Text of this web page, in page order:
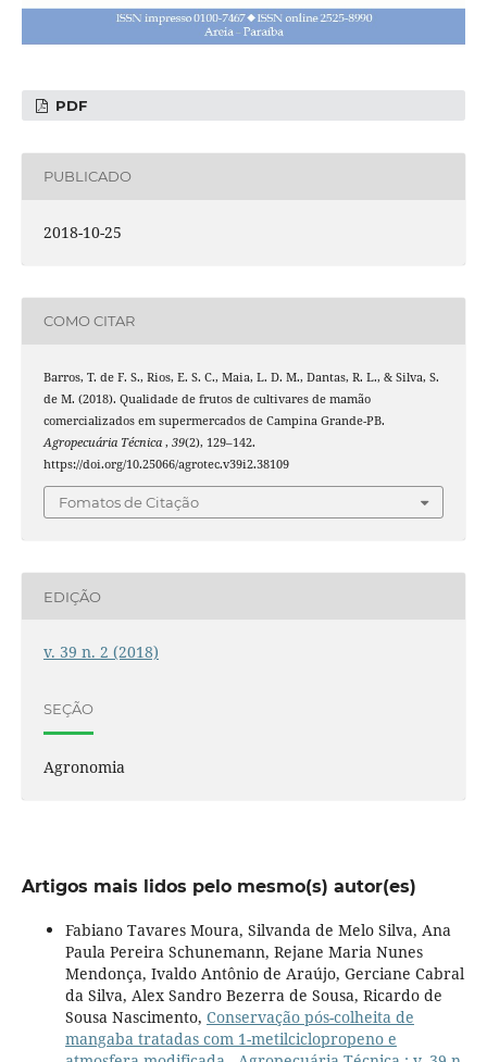
PDF
PUBLICADO
2018-10-25
COMO CITAR
Barros, T. de F. S., Rios, E. S. C., Maia, L. D. M., Dantas, R. L., & Silva, S.
de M. (2018). Qualidade de frutos de cultivares de mamão
comercializados em supermercados de Campina Grande-PB.
Agropecuária Técnica , 39(2), 129–142.
https://doi.org/10.25066/agrotec.v39i2.38109
Fomatos de Citação
EDIÇÃO
v. 39 n. 2 (2018)
SEÇÃO
Agronomia
Artigos mais lidos pelo mesmo(s) autor(es)
Fabiano Tavares Moura, Silvanda de Melo Silva, Ana
Paula Pereira Schunemann, Rejane Maria Nunes
Mendonça, Ivaldo Antônio de Araújo, Gerciane Cabral
da Silva, Alex Sandro Bezerra de Sousa, Ricardo de
Sousa Nascimento, Conservação pós-colheita de
mangaba tratadas com 1-metilciclopropeno e